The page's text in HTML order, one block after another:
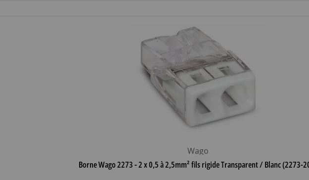
Wago
Borne Wago 2273 - 2 x 0,5 à 2,5mm² fils rigide Transparent / Blanc (2273-